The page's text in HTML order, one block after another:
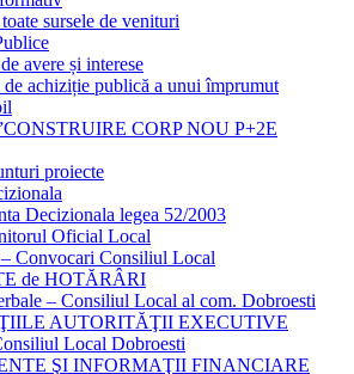
sursele de venituri
avere și interese
de achiziție publică a unui împrumut
CORP NOU P+2E
proiecte
Decizionala legea 52/2003
Oficial Local
Convocari Consiliul Local
de HOTĂRÂRI
– Consiliul Local al com. Dobroesti
AUTORITĂŢII EXECUTIVE
Local Dobroesti
ŞI INFORMAŢII FINANCIARE